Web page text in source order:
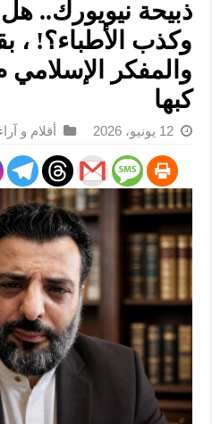
ذبيحة نيويورك..
وكذب الأطباء؟! ،
والمفكر
كبها
12 يونيو، 2026 أقلام و